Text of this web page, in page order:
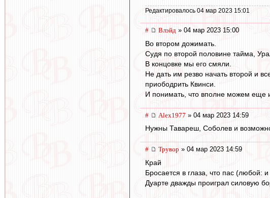
Редактировалось 04 мар 2023 15:01
# Влэйд » 04 мар 2023 15:00
Во втором дожимать.
Судя по второй половине тайма,
В концовке мы его смяли.
Не дать им резво начать второй и
приободрить Квинси.
И понимать, что вполне можем еще и
# Alex1977 » 04 мар 2023 14:59
Нужны Тавареш, Соболев и
# Трувор » 04 мар 2023 14:59
Край
Бросается в глаза, что пас (любой:
Дуарте дважды проиграл силовую